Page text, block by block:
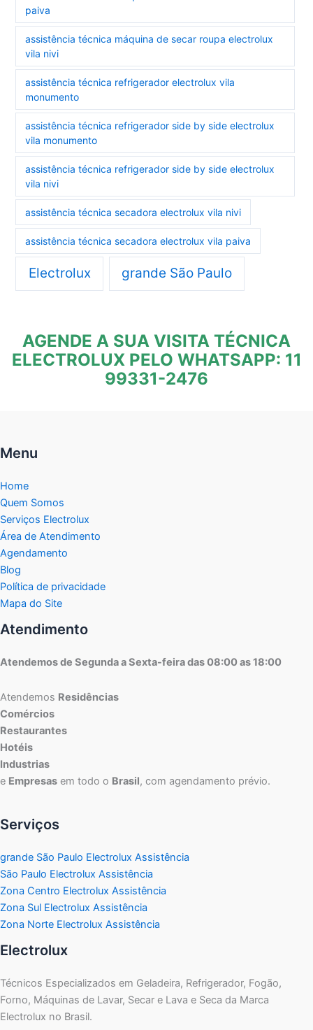
paiva
assistência técnica máquina de secar roupa electrolux
vila nivi
assistência técnica refrigerador electrolux vila
monumento
assistência técnica refrigerador side by side electrolux
vila monumento
assistência técnica refrigerador side by side electrolux
vila nivi
assistência técnica secadora electrolux vila nivi
assistência técnica secadora electrolux vila paiva
Electrolux grande São Paulo
AGENDE A SUA VISITA TÉCNICA
ELECTROLUX PELO WHATSAPP: 11
99331-2476
Menu
Home
Quem Somos
Serviços Electrolux
Área de Atendimento
Agendamento
Blog
Política de privacidade
Mapa do Site
Atendimento
Atendemos de Segunda a Sexta-feira das 08:00 as 18:00
Atendemos Residências
Comércios
Restaurantes
Hotéis
Industrias
e Empresas em todo o Brasil, com agendamento prévio.
Serviços
grande São Paulo Electrolux Assistência
São Paulo Electrolux Assistência
Zona Centro Electrolux Assistência
Zona Sul Electrolux Assistência
Zona Norte Electrolux Assistência
Electrolux
Técnicos Especializados em Geladeira, Refrigerador, Fogão,
Forno, Máquinas de Lavar, Secar e Lava e Seca da Marca
Electrolux no Brasil.